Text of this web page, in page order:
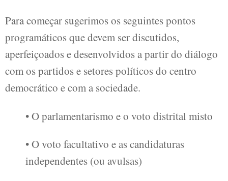
Para começar sugerimos os seguintes pontos
programáticos que devem ser discutidos,
aperfeiçoados e desenvolvidos a partir do diálogo
com os partidos e setores políticos do centro
democrático e com a sociedade.
• O parlamentarismo e o voto distrital misto
• O voto facultativo e as candidaturas
independentes (ou avulsas)